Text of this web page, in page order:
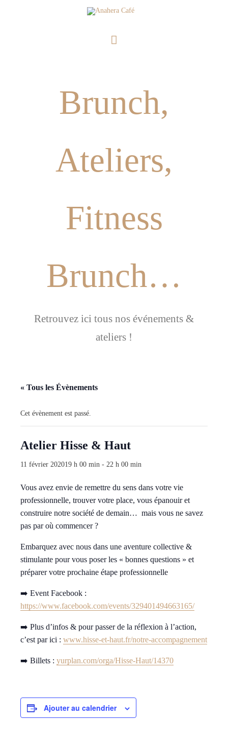
Menu
Brunch,
Ateliers,
Fitness
Brunch…
Retrouvez ici tous nos événements &
ateliers !
« Tous les Évènements
Cet évènement est passé.
Atelier Hisse & Haut
11 février 202019 h 00 min - 22 h 00 min
Vous avez envie de remettre du sens dans votre vie
professionnelle, trouver votre place, vous épanouir et
construire notre société de demain… mais vous ne savez
pas par où commencer ?
Embarquez avec nous dans une aventure collective &
stimulante pour vous poser les « bonnes questions » et
préparer votre prochaine étape professionnelle
➡️ Event Facebook :
https://www.facebook.com/events/329401494663165/
➡️ Plus d’infos & pour passer de la réflexion à l’action,
c’est par ici : www.hisse-et-haut.fr/notre-accompagnement
➡️ Billets : yurplan.com/orga/Hisse-Haut/14370
Ajouter au calendrier